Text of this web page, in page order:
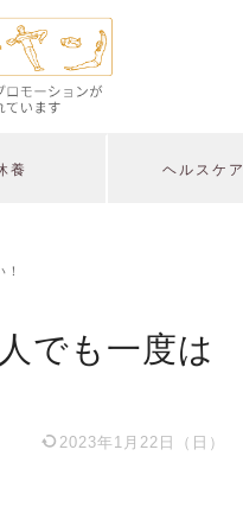
養 ヘルスケア
でも一度は
2023年1月22日（日）